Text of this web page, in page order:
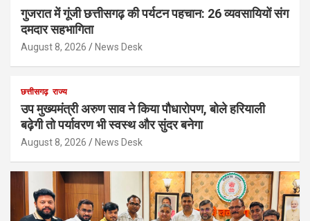
गुजरात में गूंजी छत्तीसगढ़ की पर्यटन पहचान: 26 व्यवसायियों संग
दमदार सहभागिता
August 8, 2026 News Desk
छत्तीसगढ़ राज्य
उप मुख्यमंत्री अरुण साव ने किया पौधारोपण, बोले हरियाली
बढ़ेगी तो पर्यावरण भी स्वस्थ और सुंदर बनेगा
August 8, 2026 News Desk